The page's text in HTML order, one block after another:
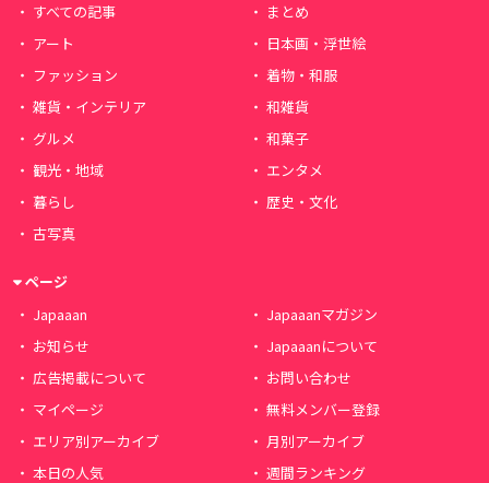
すべての記事
まとめ
アート
日本画・浮世絵
ファッション
着物・和服
雑貨・インテリア
和雑貨
グルメ
和菓子
観光・地域
エンタメ
暮らし
歴史・文化
古写真
ページ
Japaaan
Japaaanマガジン
お知らせ
Japaaanについて
広告掲載について
お問い合わせ
マイページ
無料メンバー登録
エリア別アーカイブ
月別アーカイブ
本日の人気
週間ランキング